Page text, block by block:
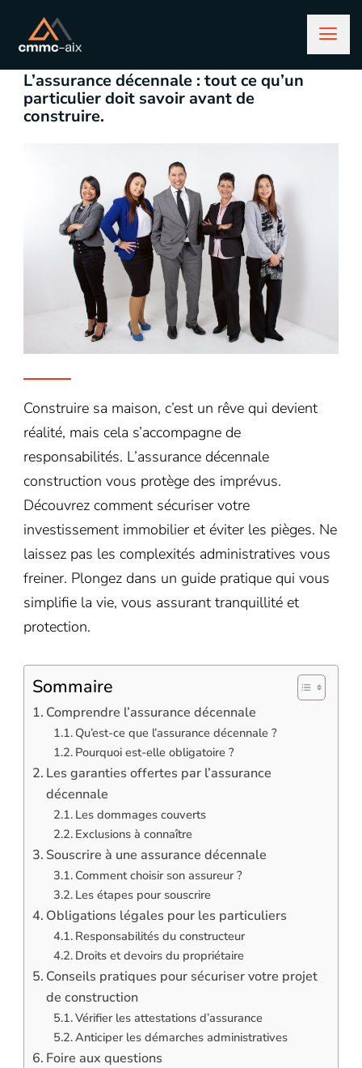
novembre 29, 2024
L’assurance décennale : tout ce qu’un
particulier doit savoir avant de
construire.
Construire sa maison, c’est un rêve qui devient
réalité, mais cela s’accompagne de
responsabilités. L’assurance décennale
construction vous protège des imprévus.
Découvrez comment sécuriser votre
investissement immobilier et éviter les pièges. Ne
laissez pas les complexités administratives vous
freiner. Plongez dans un guide pratique qui vous
simplifie la vie, vous assurant tranquillité et
protection.
Sommaire
Comprendre l’assurance décennale
Qu’est-ce que l’assurance décennale ?
Pourquoi est-elle obligatoire ?
Les garanties offertes par l’assurance
décennale
Les dommages couverts
Exclusions à connaître
Souscrire à une assurance décennale
Comment choisir son assureur ?
Les étapes pour souscrire
Obligations légales pour les particuliers
Responsabilités du constructeur
Droits et devoirs du propriétaire
Conseils pratiques pour sécuriser votre projet
de construction
Vérifier les attestations d’assurance
Anticiper les démarches administratives
Foire aux questions